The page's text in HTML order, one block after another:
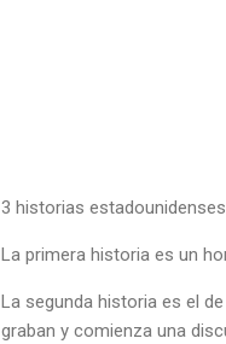
3 historias
La primera historia es un
La segunda historia es el
graban y comienza una